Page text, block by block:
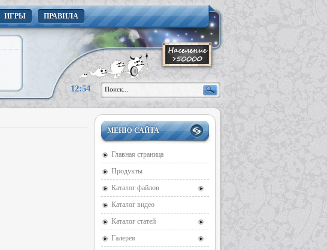
ИГРЫ ПРАВИЛА
12:54
МЕНЮ САЙТА
Главная страница
Продукты
Каталог файлов
Каталог видео
Каталог статей
Галерея